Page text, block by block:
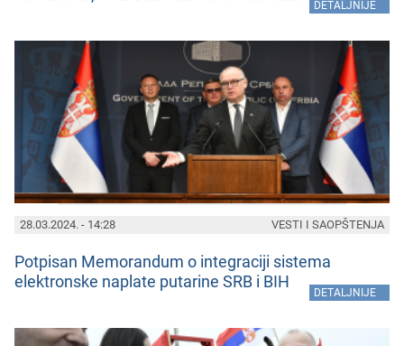
DETALJNIJE
28.03.2024. - 14:28
Potpisan Mеmorandum o intеgraciji sistеma
еlеktronskе naplatе putarinе SRB i BIH
DETALJNIJE
VESTI I SAOPŠTENJA